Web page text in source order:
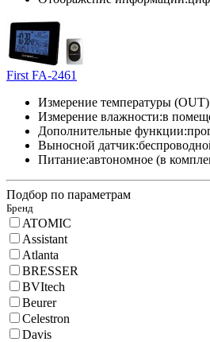
First FA-2461
Измерение температуры
Измерение влажности:в
Дополнительные функции:
Выносной датчик:
Питание:автономное (в
Подбор по параметрам
Бренд
ATOMIC
Assistant
Atlanta
BRESSER
BVItech
Beurer
Celestron
Davis